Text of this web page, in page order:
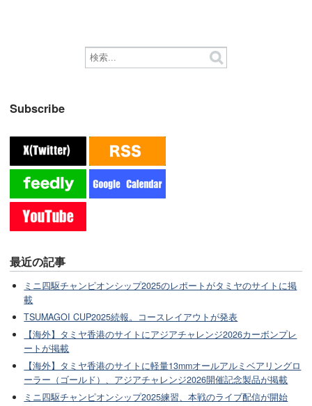
Subscribe
最近の記事
ミニ四駆チャンピオンシップ2025のレポートがタミヤのサイトに掲
載
TSUMAGOI CUP2025続報。コースレイアウトが発表
【海外】タミヤ香港のサイトにアジアチャレンジ2026カーボンプレ
ートが掲載
【海外】タミヤ香港のサイトに軽量13mmオールアルミベアリングロ
ーラー（ゴールド）、アジアチャレンジ2026開催記念製品が掲載
ミニ四駆チャンピオンシップ2025練習、本戦のライブ配信が開始